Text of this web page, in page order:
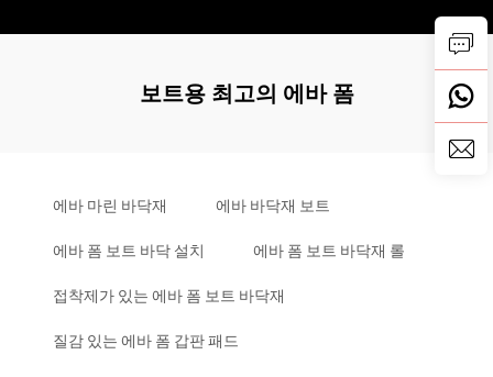
보트용 최고의 에바 폼
에바 마린 바닥재 에바 바닥재 보트
에바 폼 보트 바닥 설치 에바 폼 보트 바닥재 롤
접착제가 있는 에바 폼 보트 바닥재
질감 있는 에바 폼 갑판 패드